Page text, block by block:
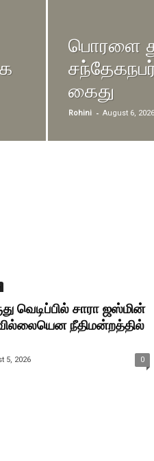
பொரளை
கைது
Rohini - August 6, 2026
வெடிப்பில் சாரா ஜஸ்மின்
நீதிமன்றத்தில்
5, 2026 0